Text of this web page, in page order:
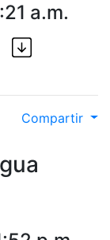
a.m.
Compartir